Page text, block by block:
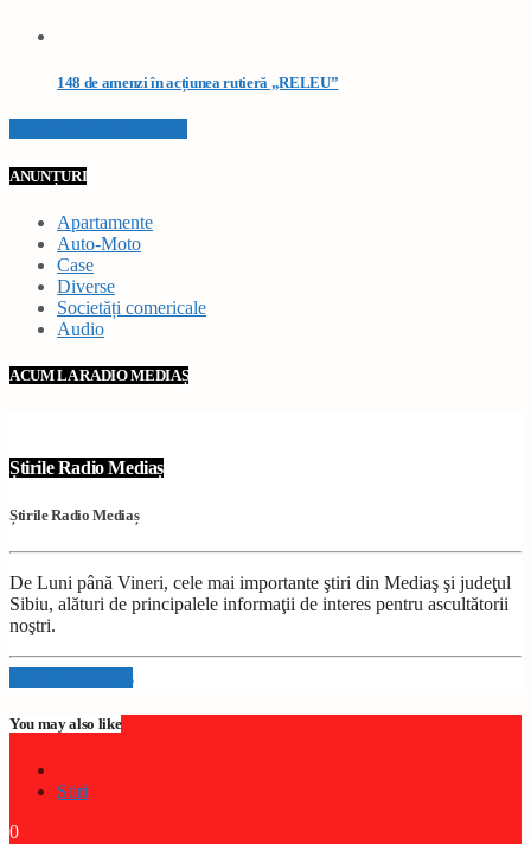
148 de amenzi în acțiunea rutieră „RELEU”
ANUNȚURI
Apartamente
Auto-Moto
Case
Diverse
Societăți comericale
Audio
ACUM LA RADIO MEDIAȘ
Știrile Radio Mediaș
Știrile Radio Mediaș
De Luni până Vineri, cele mai importante ştiri din Mediaş şi judeţul
Sibiu, alături de principalele informaţii de interes pentru ascultătorii
noştri.
Info and episodes
You may also like
Stiri
0